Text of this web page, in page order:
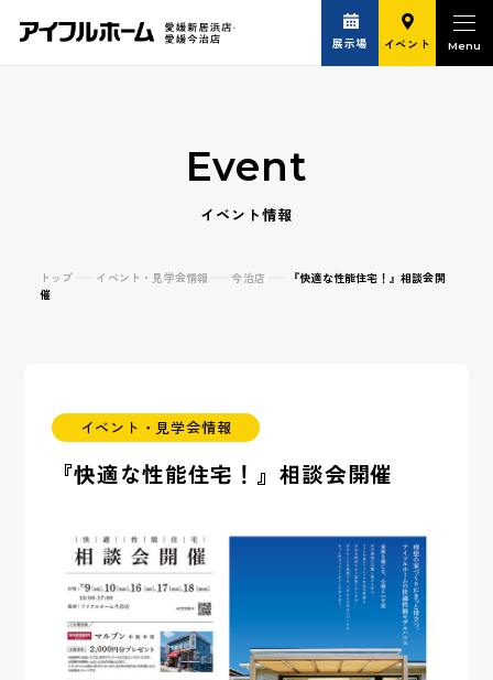
展示場 イベント
Event
イベント情報
トップ イベント・見学会情報 今治店
『快適な性能住宅！』相談会開
催
イベント・見学会情報
『快適な性能住宅！』相談会開催